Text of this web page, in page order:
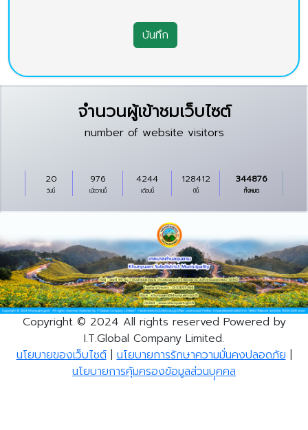
บันทึก
จำนวนผู้เข้าชมเว็บไซต์
number of website visitors
วันนี้
20
เมื่อวานนี้
976
เดือนนี้
4244
ปีนี้
128412
ทั้งหมด
344876
Copyright © 2024 All rights reserved Powered by
I.T.Global Company Limited.
นโยบายของเว็บไซต์| นโยบายการรักษาความมั่นคงปลอดภัย |
นโยบายการคุ้มครองข้อมูลส่วนบุุคคล